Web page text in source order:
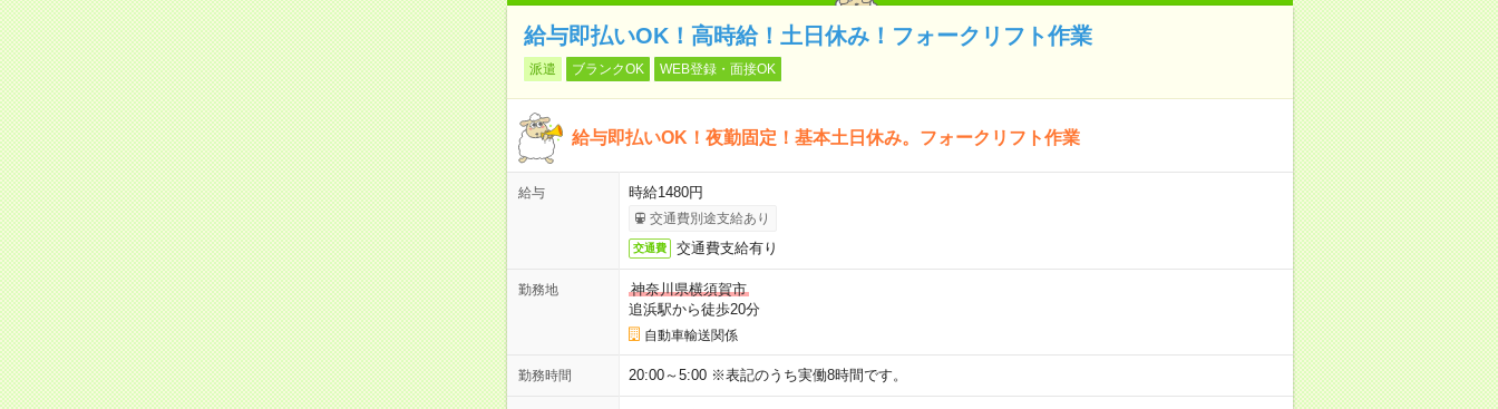
給与即払いOK！高時給！土日休み！フォークリフト作業
派遣 ブランクOK WEB登録・面接OK
給与即払いOK！夜勤固定！基本土日休み。フォークリフト作業
給与 時給1480円
交通費別途支給あり
交通費 交通費支給有り
勤務地
神奈川県横須賀市
追浜駅から徒歩20分
自動車輸送関係
勤務時間 20:00～5:00 ※表記のうち実働8時間です。